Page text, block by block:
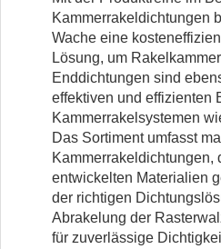
Kammerrakeldichtungen
Wache eine
Lösung, um
Enddichtungen sind
effektiven und effizienten
Kammerrakelsystemen
Das Sortiment umfasst
Kammerrakeldichtungen,
entwickelten Materialien
der richtigen
Abrakelung der
für zuverlässige